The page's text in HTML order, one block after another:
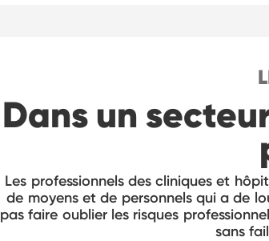
Dans un
Les professionnels des cliniques et
de moyens et de personnels qui a de
pas faire oublier les risques
sans